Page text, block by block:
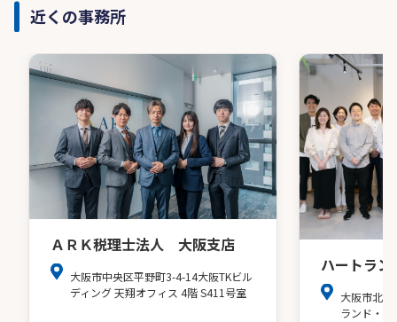
近くの事務所
ＡＲＫ税理士法人 大阪支店
大阪市中央区平野町3-4-14大阪TKビル
ディング 天翔オフィス 4階 S411号室
ハートラ
大阪市北
ランド・